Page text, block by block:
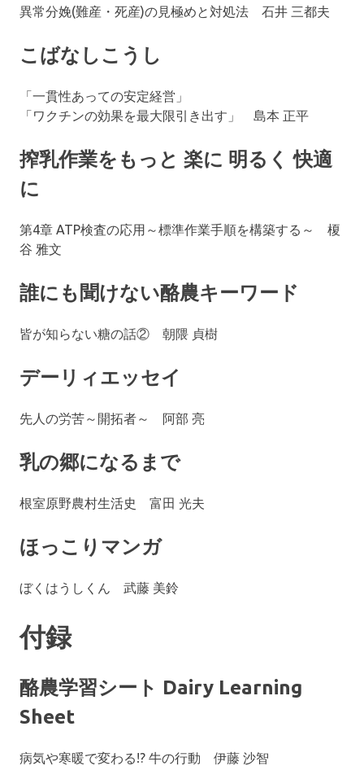
異常分娩(難産・死産)の見極めと対処法 石井 三都夫
こばなしこうし
「一貫性あっての安定経営」
「ワクチンの効果を最大限引き出す」 島本 正平
搾乳作業をもっと 楽に 明るく 快適
に
第4章 ATP検査の応用～標準作業手順を構築する～ 榎
谷 雅文
誰にも聞けない酪農キーワード
皆が知らない糖の話② 朝隈 貞樹
デーリィエッセイ
先人の労苦～開拓者～ 阿部 亮
乳の郷になるまで
根室原野農村生活史 富田 光夫
ほっこりマンガ
ぼくはうしくん 武藤 美鈴
付録
酪農学習シート Dairy Learning
Sheet
病気や寒暖で変わる!? 牛の行動 伊藤 沙智